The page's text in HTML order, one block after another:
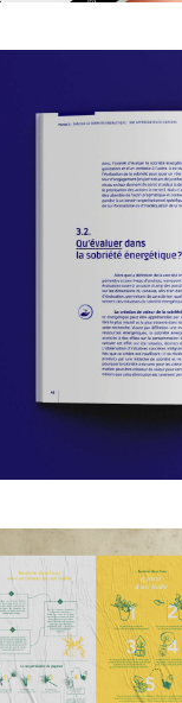
Sobriété
EDITION